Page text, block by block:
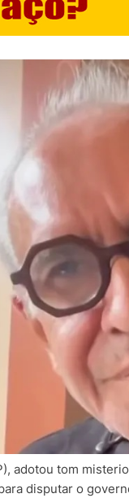
adotou tom
disputar o